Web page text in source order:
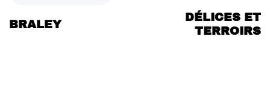
BRALEY
DÉLICES ET
TERROIRS